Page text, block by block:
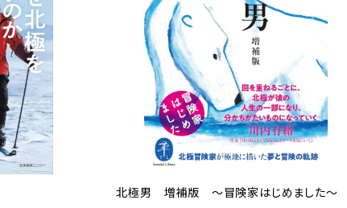
北極男 増補版 〜冒険家はじめました〜